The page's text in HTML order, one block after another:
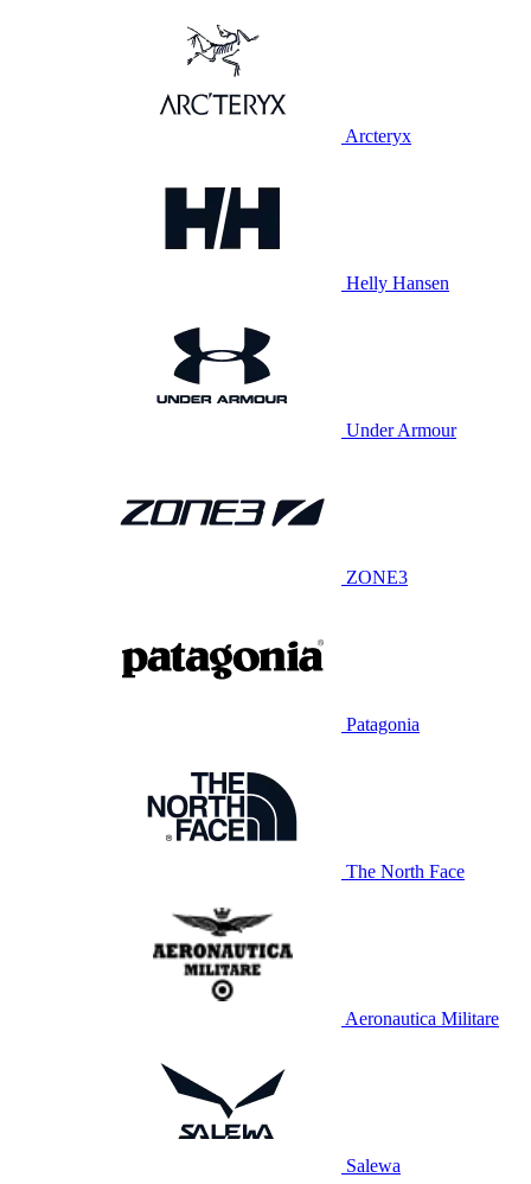
Arcteryx
Helly Hansen
Under Armour
ZONE3
Patagonia
The North Face
Aeronautica Militare
Salewa